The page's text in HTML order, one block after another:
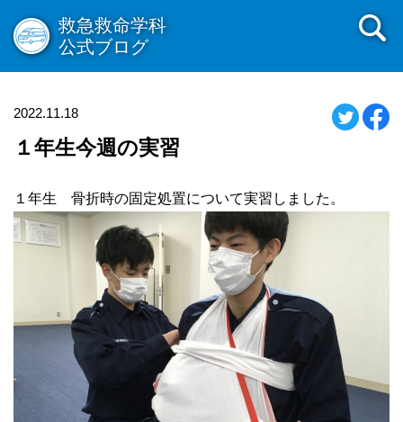
救急救命学科
公式ブログ
2022.11.18
１年生今週の実習
１年生 骨折時の固定処置について実習しました。